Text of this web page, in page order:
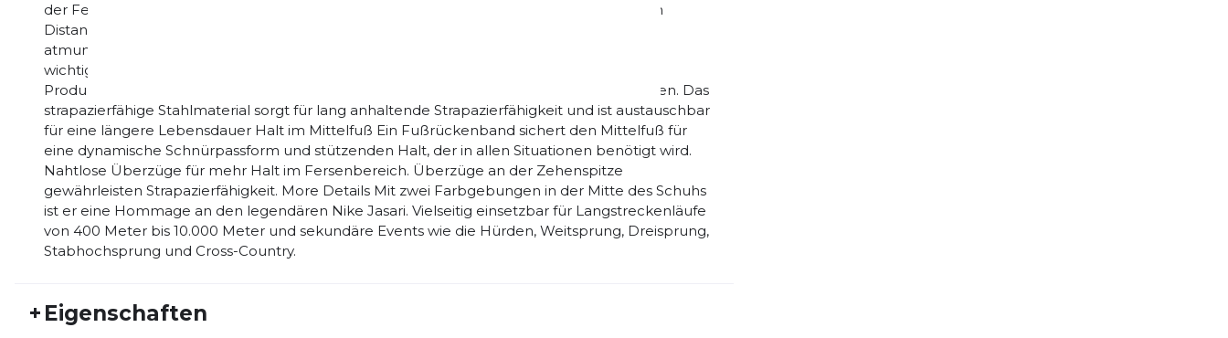
der Ferse sorgt für ein Gleichgewicht zwischen Tragekomfort und Schutz für die längeren
Distanzen sowie ein geschmeidiges, antreibendes Abrollen bei jedem Schritt. Leicht und
atmungsaktiv Einlagiges Mesh sorgt für Atmungsaktivität mit geringem Gewicht in den
wichtigsten Bereichen, ohne dabei den perfekten Halt zu beeinträchtigen. Spikes in der
Produktion Vier Wechsel-Spikes sorgen für erstklassige Traktion auf allen Laufbahnbelägen. Das
strapazierfähige Stahlmaterial sorgt für lang anhaltende Strapazierfähigkeit und ist austauschbar
für eine längere Lebensdauer Halt im Mittelfuß Ein Fußrückenband sichert den Mittelfuß für
eine dynamische Schnürpassform und stützenden Halt, der in allen Situationen benötigt wird.
Nahtlose Überzüge für mehr Halt im Fersenbereich. Überzüge an der Zehenspitze
gewährleisten Strapazierfähigkeit. More Details Mit zwei Farbgebungen in der Mitte des Schuhs
ist er eine Hommage an den legendären Nike Jasari. Vielseitig einsetzbar für Langstreckenläufe
von 400 Meter bis 10.000 Meter und sekundäre Events wie die Hürden, Weitsprung, Dreisprung,
Stabhochsprung und Cross-Country.
+ Eigenschaften